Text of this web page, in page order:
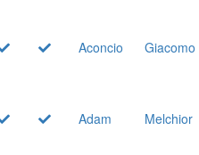
Aconcio Giacomo
Adam Melchior